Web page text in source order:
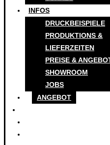
INFOS
DRUCKBEISPIELE
PRODUKTIONS &
LIEFERZEITEN
PREISE &
SHOWROOM
JOBS
ANGEBOT